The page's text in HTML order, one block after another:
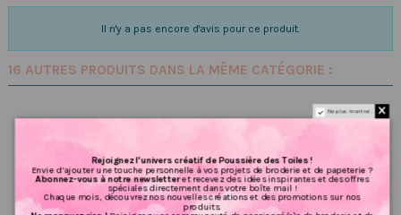
Il n'y a pas encore d'avis pour ce produit.
16 AUTRES PRODUITS DANS LA MÊME CATÉGORIE :
Ne plus montrer.
Rejoignez l’univers créatif de Poussière des Toiles !
Envie d’ajouter une touche personnelle à vos projets de broderie et de papeterie ?
Abonnez-vous à notre newsletteret recevez des idées inspirantes et des offres
spéciales directement dans votre boîte mail !
Chaque mois, découvrez nos nouvelles créations et des promotions sur nos
produits.